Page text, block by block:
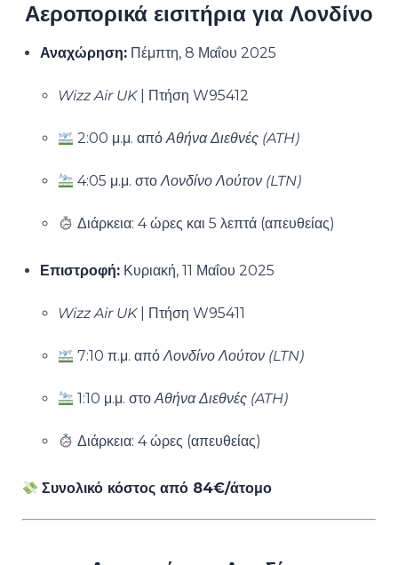
Αεροπορικά εισιτήρια για Λονδίνο
Αναχώρηση: Πέμπτη, 8 Μαΐου 2025
Wizz Air UK| Πτήση W95412
2:00 μ.μ. απόΑθήνα Διεθνές (ATH)
4:05 μ.μ. στοΛονδίνο Λούτον (LTN)
Διάρκεια: 4 ώρες και 5 λεπτά (απευθείας)
Επιστροφή: Κυριακή, 11 Μαΐου 2025
Wizz Air UK| Πτήση W95411
7:10 π.μ. απόΛονδίνο Λούτον (LTN)
1:10 μ.μ. στοΑθήνα Διεθνές (ATH)
Διάρκεια: 4 ώρες (απευθείας)
Συνολικό κόστος από 84€/άτομο